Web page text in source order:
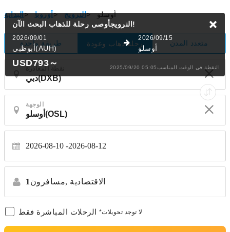
البداية> أوروبا> النرويج> أوسلو
طريقة واحدة رحلة ذهاب وعودة متعدد المدن
الوجهة
2026-08-10 2026-08-12
1 مسافرون, الاقتصادية
الرحلات المباشرة فقط *لا توجد تحويلات
النرويجأوصى رحلة للذهاب البحث الآن!
2026/09/01
أبوظبي(AUH)
2026/09/15
أوسلو
USD793～ 2025/09/20 05:05النقطة في الوقت المناسب